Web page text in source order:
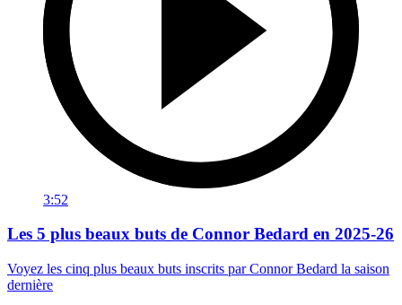
3:52
Les 5 plus beaux buts de Connor Bedard en 2025-26
Voyez les cinq plus beaux buts inscrits par Connor Bedard la saison
dernière